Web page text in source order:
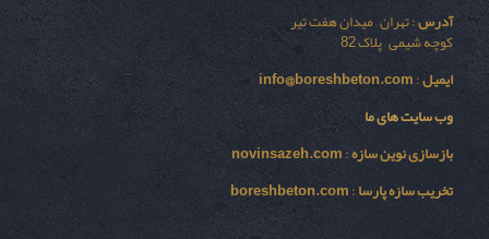
آدرس: تهران – میدان هفت تیر
کوچه شیمی – پلاک 82
ایمیل:
info@boreshbeton.com
وب سایت های ما
بازسازی نوين سازه:
novinsazeh.com
تخریب سازه پارسا:
boreshbeton.com